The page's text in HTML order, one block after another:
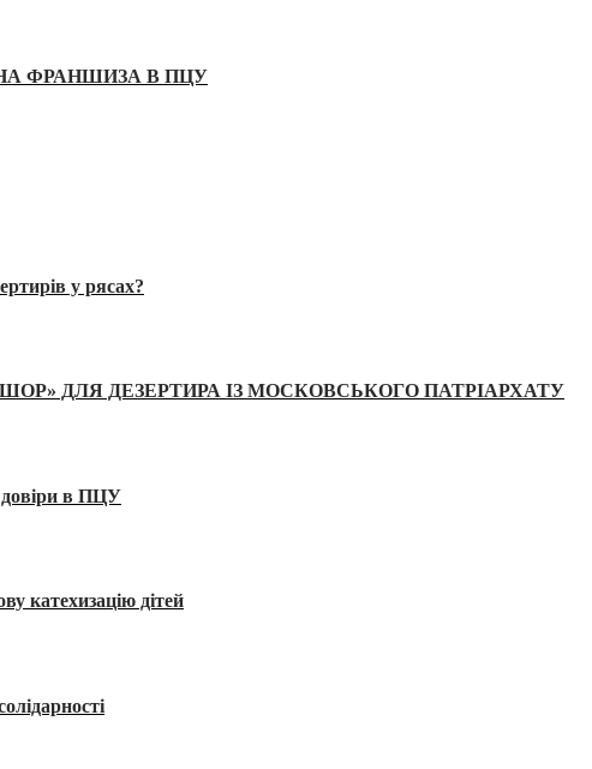
ФРАНШИЗА В ПЦУ
у рясах?
ДЛЯ ДЕЗЕРТИРА ІЗ МОСКОВСЬКОГО ПАТРІАРХАТУ
довіри в ПЦУ
катехизацію дітей